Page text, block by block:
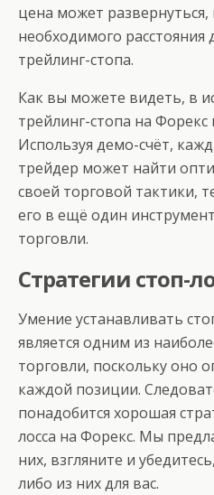
цена может развернуться,
необходимого расстояния
трейлинг-стопа.
Как вы можете видеть, в
трейлинг-стопа на Форекс
Используя демо-счёт,
трейдер может найти
своей торговой тактики,
его в ещё один
торговли.
Стратегии стоп-
Умение устанавливать
является одним из
торговли, поскольку оно
каждой позиции.
понадобится хорошая
лосса на Форекс. Мы
них, взгляните и
либо из них для вас.